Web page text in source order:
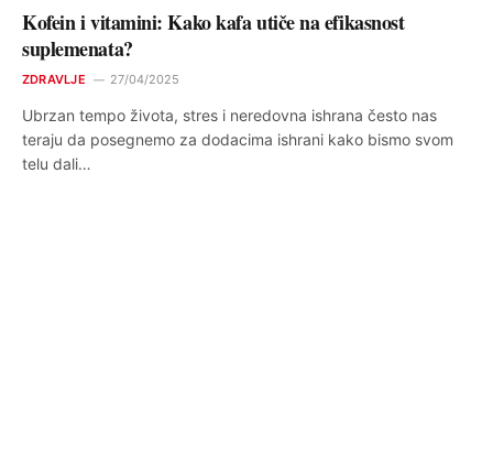
Kofein i vitamini: Kako kafa utiče na efikasnost
suplemenata?
ZDRAVLJE 27/04/2025
Ubrzan tempo života, stres i neredovna ishrana često nas
teraju da posegnemo za dodacima ishrani kako bismo svom
telu dali…